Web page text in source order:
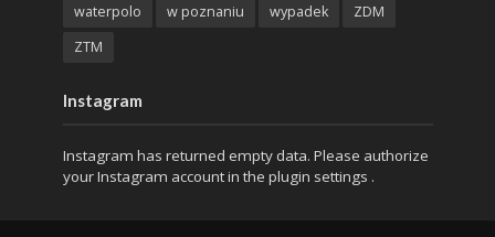
waterpolo
w poznaniu wypadek
ZDM
ZTM
Instagram
Instagram has returned empty data. Please authorize
your Instagram account in the plugin settings .